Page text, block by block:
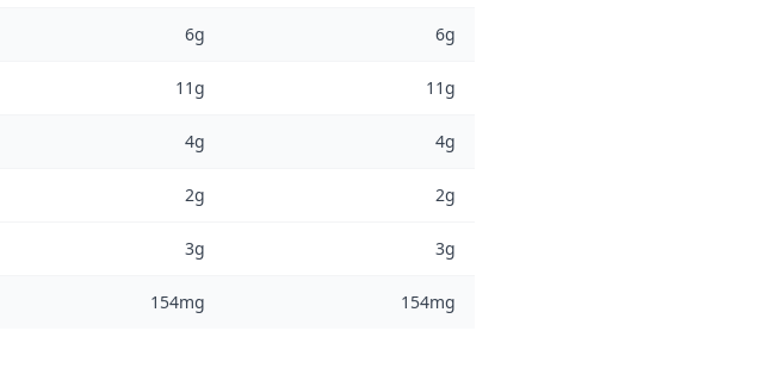
6g 6g
11g 11g
4g 4g
2g 2g
3g 3g
154mg 154mg